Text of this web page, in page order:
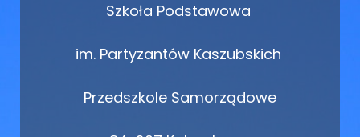
Szkoła Podstawowa
im. Partyzantów Kaszubskich
Przedszkole Samorządowe